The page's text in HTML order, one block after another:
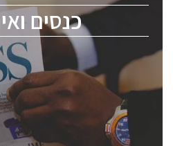
כנסים
on May 12-13, 2026. The
for everyone involved in the
including engineers,
and senior executives.
לחץ לפרטים